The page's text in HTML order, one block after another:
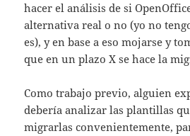
hacer el análisis de si
alternativa real o no (yo no
es), y en base a eso mojarse y
que en un plazo X se hace la
Como trabajo previo, alguien
debería analizar las plantillas
migrarlas convenientemente,